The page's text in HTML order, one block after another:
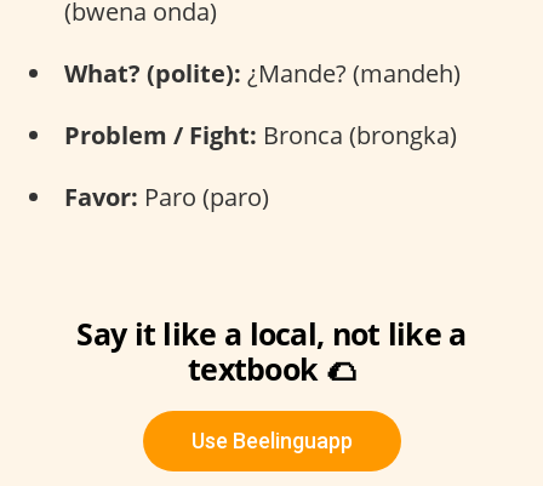
(bwena onda)
What? (polite): ¿Mande? (mandeh)
Problem / Fight: Bronca (brongka)
Favor: Paro (paro)
Say it like a local, not like a
textbook 🌮
Use Beelinguapp